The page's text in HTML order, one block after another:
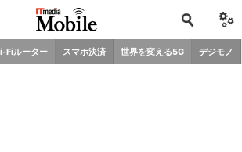
Fiルーター スマホ決済 世界を変える5G デジモノ